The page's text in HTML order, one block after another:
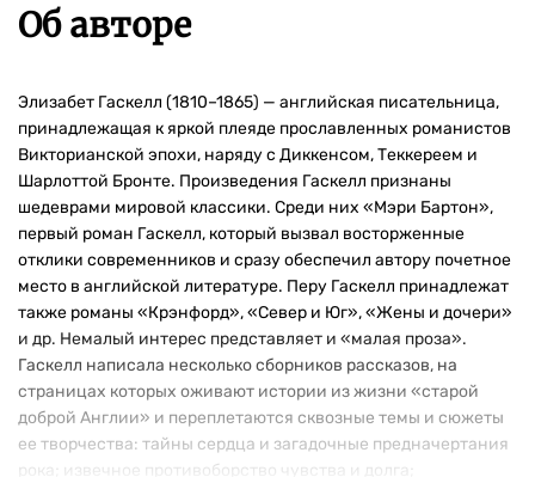
Об авторе
Элизабет Гаскелл (1810–1865) — английская писательница,
принадлежащая к яркой плеяде прославленных романистов
Викторианской эпохи, наряду с Диккенсом, Теккереем и
Шарлоттой Бронте. Произведения Гаскелл признаны
шедеврами мировой классики. Среди них «Мэри Бартон»,
первый роман Гаскелл, который вызвал восторженные
отклики современников и сразу обеспечил автору почетное
место в английской литературе. Перу Гаскелл принадлежат
также романы «Крэнфорд», «Север и Юг», «Жены и дочери»
и др. Немалый интерес представляет и «малая проза».
Гаскелл написала несколько сборников рассказов, на
страницах которых оживают истории из жизни «старой
доброй Англии» и переплетаются сквозные темы и сюжеты
ее творчества: тайны сердца и загадочные предначертания
рока; извечное противоборство чувства и долга;